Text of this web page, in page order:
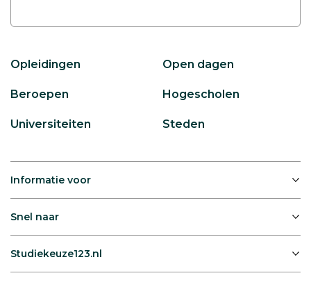
Opleidingen Open dagen
Beroepen Hogescholen
Universiteiten Steden
Informatie voor
Snel naar
Studiekeuze123.nl